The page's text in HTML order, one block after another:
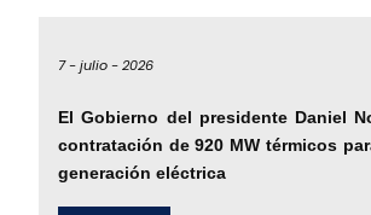
7 -julio -2026
El Gobierno del presidente Daniel
contratación de 920 MW térmicos
generación eléctrica